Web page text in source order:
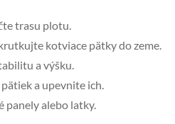
trasu plotu.
kotviace pätky do zeme.
a výšku.
a upevnite ich.
panely alebo latky.